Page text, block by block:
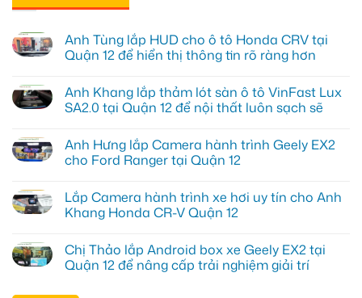
Anh Tùng lắp HUD cho ô tô Honda CRV tại
Quận 12 để hiển thị thông tin rõ ràng hơn
bình
luận
ở
lắp
HUD
cho
Honda
CRV
tại
để
hiển
thị
Anh Khang lắp thảm lót sàn ô tô VinFast Lux
SA2.0 tại Quận 12 để nội thất luôn sạch sẽ
bình
luận
ở
lắp
thảm
lót
tô
VinFast
Lux
Anh Hưng lắp Camera hành trình Geely EX2
cho Ford Ranger tại Quận 12
bình
luận
ở
lắp
Camera
hành
Lắp Camera hành trình xe hơi uy tín cho Anh
Khang Honda CR-V Quận 12
bình
luận
ở
Chị Thảo lắp Android box xe Geely EX2 tại
Quận 12 để nâng cấp trải nghiệm giải trí
có